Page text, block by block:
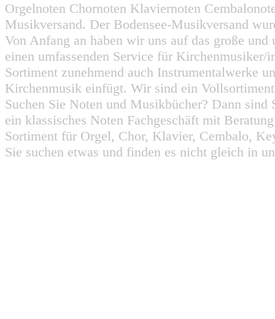
Orgelnoten Chornoten Klaviernoten
Musikversand. Der Bodensee-Musikversand
Von Anfang an haben wir uns auf das große
einen umfassenden Service für
Sortiment zunehmend auch Instrumentalwerke
Kirchenmusik einfügt. Wir sind ein
Suchen Sie Noten und Musikbücher? Dann
ein klassisches Noten Fachgeschäft mit
Sortiment für Orgel, Chor, Klavier, Cembalo,
Sie suchen etwas und finden es nicht gleich in